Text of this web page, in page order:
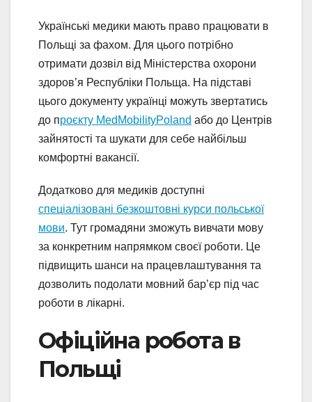
Українські медики мають право працювати в
Польщі за фахом. Для цього потрібно
отримати дозвіл від Міністерства охорони
здоров’я Республіки Польща. На підставі
цього документу українці можуть звертатись
до проєкту MedMobilityPoland або до Центрів
зайнятості та шукати для себе найбільш
комфортні вакансії.
Додатково для медиків доступні
спеціалізовані безкоштовні курси польської
мови. Тут громадяни зможуть вивчати мову
за конкретним напрямком своєї роботи. Це
підвищить шанси на працевлаштування та
дозволить подолати мовний бар’єр під час
роботи в лікарні.
Офіційна робота в
Польщі